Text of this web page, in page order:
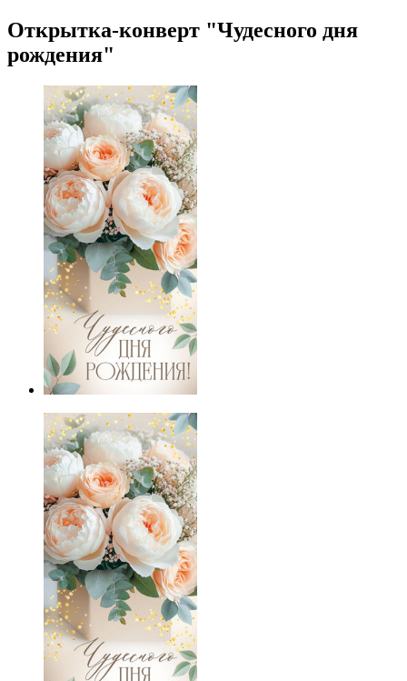
Открытка-конверт "Чудесного дня
рождения"